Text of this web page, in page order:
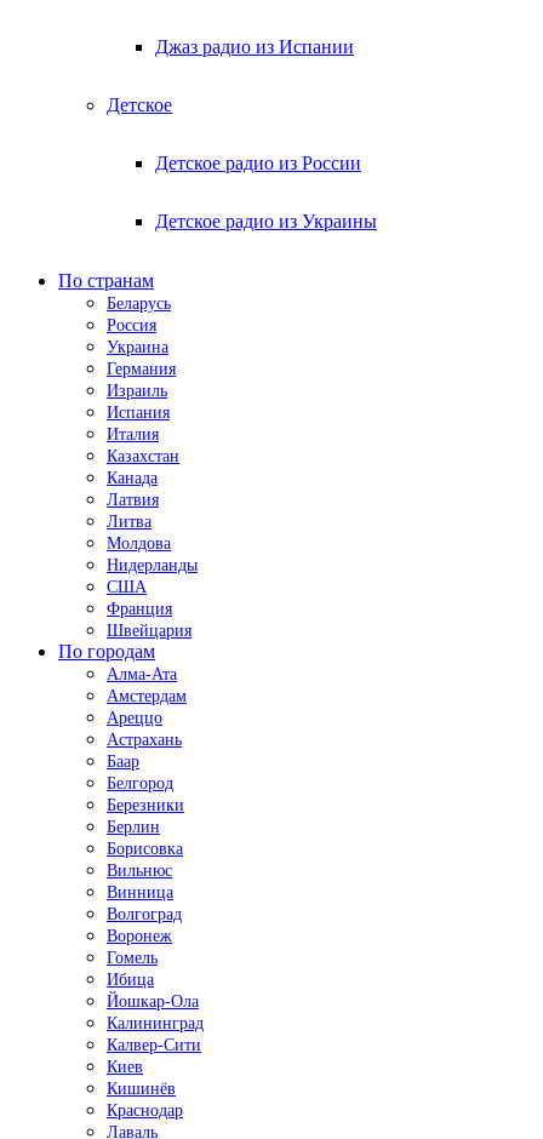
Джаз радио из Испании
Детское
Детское радио из России
Детское радио из Украины
По странам
Беларусь
Россия
Украина
Германия
Израиль
Испания
Италия
Казахстан
Канада
Латвия
Литва
Молдова
Нидерланды
США
Франция
Швейцария
По городам
Алма-Ата
Амстердам
Ареццо
Астрахань
Баар
Белгород
Березники
Берлин
Борисовка
Вильнюс
Винница
Волгоград
Воронеж
Гомель
Ибица
Йошкар-Ола
Калининград
Калвер-Сити
Киев
Кишинёв
Краснодар
Лаваль